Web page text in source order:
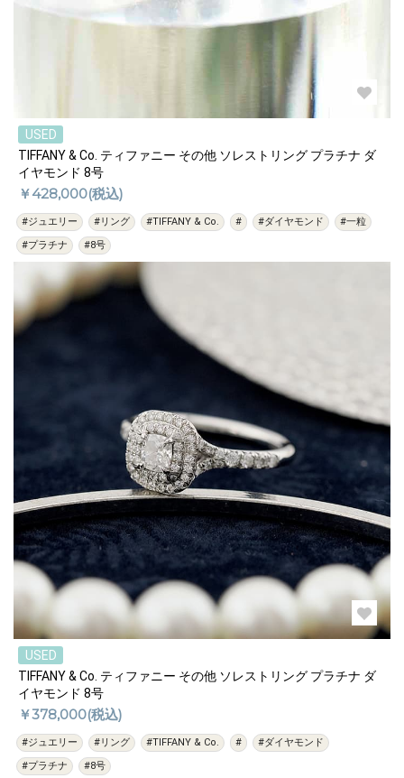
USED
TIFFANY & Co. ティファニー その他 ソレストリング プラチナ ダ
イヤモンド 8号
￥428,000(税込)
#ジュエリー #リング #TIFFANY & Co. # #ダイヤモンド
#一粒
#プラチナ
#8号
USED
TIFFANY & Co. ティファニー その他 ソレストリング プラチナ ダ
イヤモンド 8号
￥378,000(税込)
#ジュエリー #リング #TIFFANY & Co. #
#ダイヤモンド
#プラチナ
#8号